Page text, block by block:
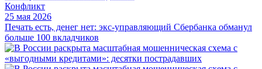
Конфликт
25 мая 2026
Печать есть, денег нет: экс‑управляющий Сбербанка обманул
больше 100 вкладчиков